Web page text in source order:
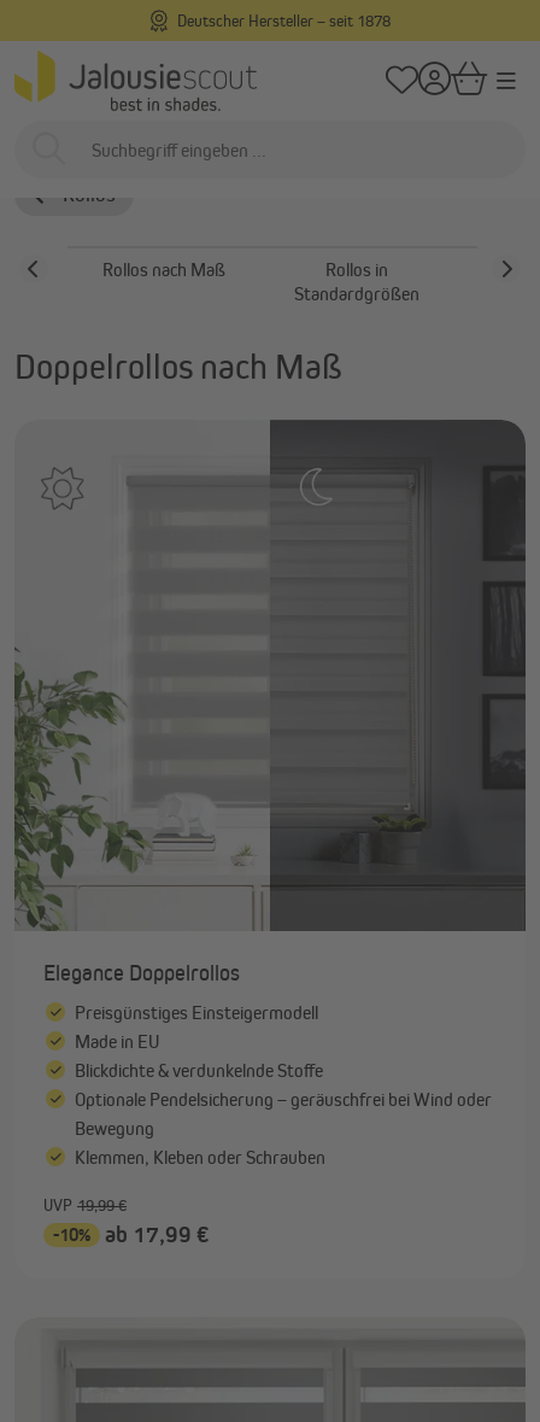
Deutscher Hersteller – seit 1878
Startseite
Doppelrollos
Rollos
Rollos nach Maß
Rollos in
Standardgrößen
Rollos
Doppelrollos nach Maß
Elegance Doppelrollos
Preisgünstiges Einsteigermodell
Made in EU
Blickdichte & verdunkelnde Stoffe
Optionale Pendelsicherung – geräuschfrei bei Wind oder
Bewegung
Klemmen, Kleben oder Schrauben
UVP 19,99 €
-10% ab 17,99 €